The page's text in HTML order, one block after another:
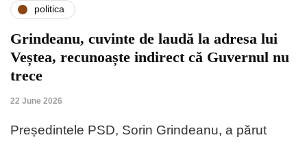
politica
Grindeanu, cuvinte de laudă la adresa lui
Veștea, recunoaște indirect că Guvernul nu
trece
22 June 2026
Președintele PSD, Sorin Grindeanu, a părut